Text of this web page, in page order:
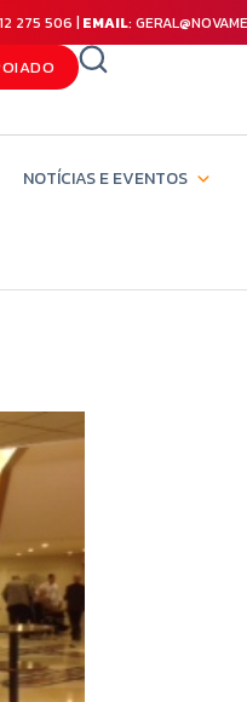
275 506 | EMAIL:
NOTÍCIAS E EVENTOS